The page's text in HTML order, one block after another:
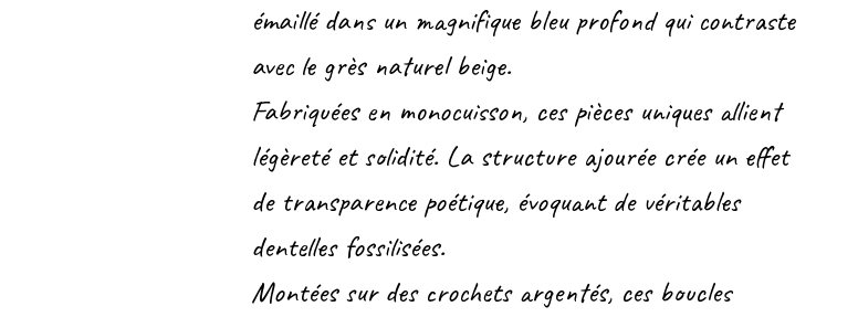
émaillé dans un magnifique bleu profond qui contraste
avec le grès naturel beige.
Fabriquées en monocuisson, ces pièces uniques allient
légèreté et solidité. La structure ajourée crée un effet
de transparence poétique, évoquant de véritables
dentelles fossilisées.
Montées sur des crochets argentés, ces boucles